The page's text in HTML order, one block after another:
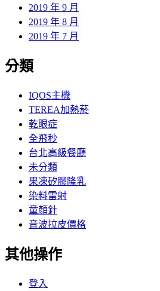
2019 年 9 月
2019 年 8 月
2019 年 7 月
分類
IQOS主機
TEREA加熱菸
乾眼症
全飛秒
台北高級餐廳
未分類
果凍矽膠隆乳
染料雷射
童顏針
音波拉皮價格
其他操作
登入